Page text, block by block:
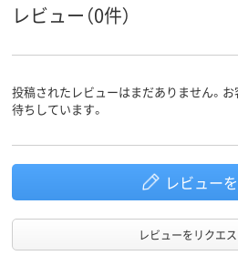
商品環境
スコア
レビュー（0件）
投稿されたレビューはまだありません。
待ちしています。
レビュー
レビューをリクエ